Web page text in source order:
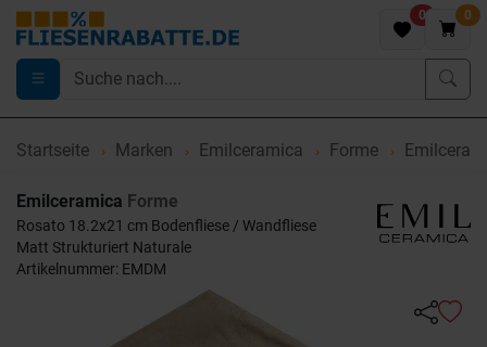
0 0
Startseite Marken Emilceramica Forme
Emilceramica Forme
Rosato 18.2x21 cm Bodenfliese / Wandfliese
Matt Strukturiert Naturale
Artikelnummer: EMDM